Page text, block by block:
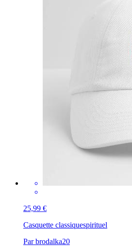
25,99 €
Casquette classiquespirituel
Par brodalka20